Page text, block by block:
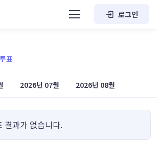
로그인
표
2026년 07월 2026년 08월
결과가 없습니다.